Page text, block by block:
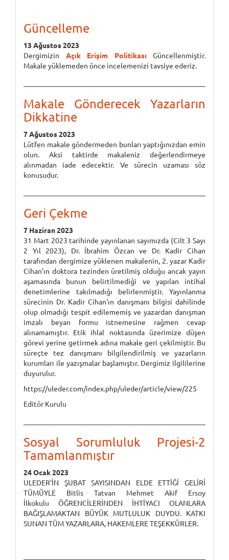
Güncelleme
13 Ağustos 2023
Dergimizin Açık Erişim Politikası Güncellenmiştir.
Makale yüklemeden önce incelemenizi tavsiye ederiz.
Makale Gönderecek Yazarların
Dikkatine
7 Ağustos 2023
Lütfen makale göndermeden bunları yaptığınızdan emin
olun. Aksi taktirde makaleniz değerlendirmeye
alınmadan iade edecektir. Ve sürecin uzaması söz
konusudur.
Geri Çekme
7 Haziran 2023
31 Mart 2023 tarihinde yayınlanan sayımızda (Cilt 3 Sayı
2 Yıl 2023), Dr. İbrahim Özcan ve Dr. Kadir Cihan
tarafından dergimize yüklenen makalenin, 2. yazar Kadir
Cihan'ın doktora tezinden üretilmiş olduğu ancak yayın
aşamasında bunun belirtilmediği ve yapılan intihal
denetimlerine takılmadığı belirlenmiştir. Yayınlanma
sürecinin Dr. Kadir Cihan'ın danışmanı bilgisi dahilinde
olup olmadığı tespit edilememiş ve yazardan danışman
imzalı beyan formu istnemesine rağmen cevap
alınamamıştır. Etik ihlal noktasında üzerimize düşen
görevi yerine getirmek adına makale geri çekilmiştir. Bu
süreçte tez danışmanı bilgilendirilmiş ve yazarların
kurumları ile yazışmalar başlamıştır. Dergimiz ilgililerine
duyurulur.
https://uleder.com/index.php/uleder/article/view/225
Editör Kurulu
Sosyal Sorumluluk Projesi-2
Tamamlanmıştır
24 Ocak 2023
ULEDER'İN ŞUBAT SAYISINDAN ELDE ETTİĞİ GELİRİ
TÜMÜYLE Bitlis Tatvan Mehmet Akif Ersoy
İlkokulu ÖĞRENCİLERİNDEN İHTİYACI OLANLARA
BAĞIŞLAMAKTAN BÜYÜK MUTLULUK DUYDU. KATKI
SUNAN TÜM YAZARLARA, HAKEMLERE TEŞEKKÜRLER.